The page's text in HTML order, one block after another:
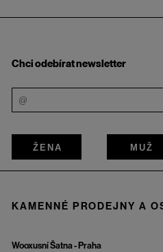
Chci odebírat newsletter
ŽENA MUŽ
KAMENNÉ PRODEJNY A
Wooxusní Šatna - Praha